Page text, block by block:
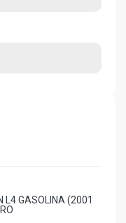
L4 GASOLINA (2001